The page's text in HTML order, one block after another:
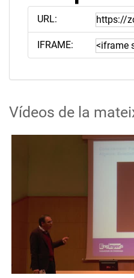
URL:
IFRAME:
Vídeos de la